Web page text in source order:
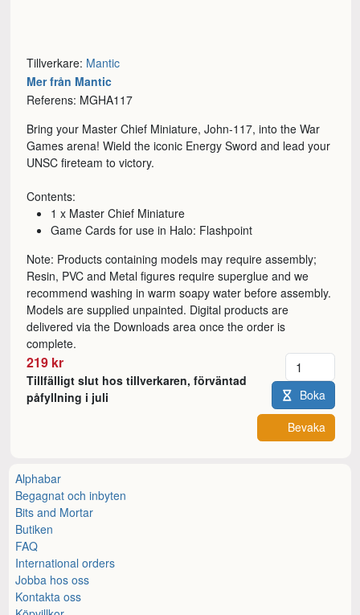
Tillverkare: Mantic
Mer från Mantic
Referens: MGHA117
Bring your Master Chief Miniature, John-117, into the War
Games arena! Wield the iconic Energy Sword and lead your
UNSC fireteam to victory.
Contents:
1 x Master Chief Miniature
Game Cards for use in Halo: Flashpoint
Note: Products containing models may require assembly;
Resin, PVC and Metal figures require superglue and we
recommend washing in warm soapy water before assembly.
Models are supplied unpainted. Digital products are
delivered via the Downloads area once the order is
complete.
219 kr
Tillfälligt slut hos tillverkaren, förväntad
påfyllning i juli
Antal
Boka
Bevaka
Alphabar
Begagnat och inbyten
Bits and Mortar
Butiken
FAQ
International orders
Jobba hos oss
Kontakta oss